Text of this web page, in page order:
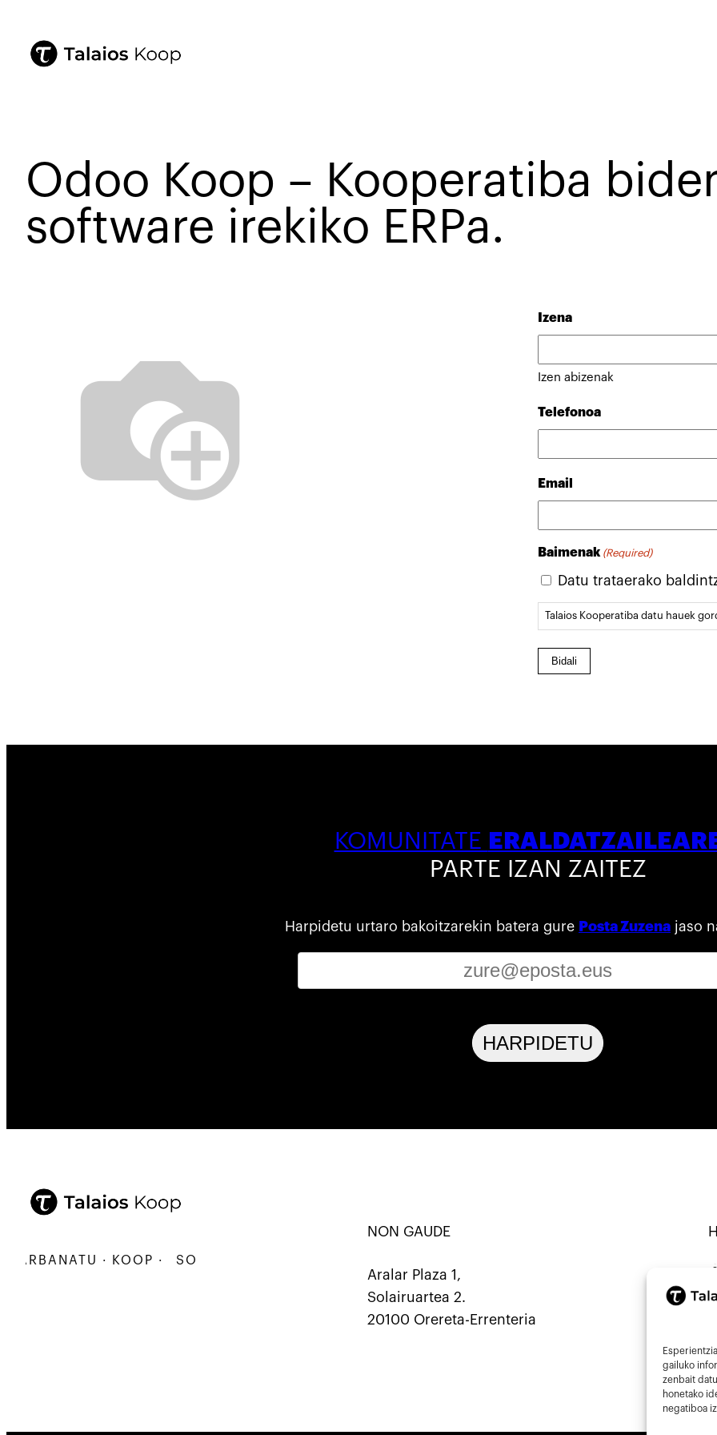
gailuko
zenbait
honetako
negatiboa
Odoo Koop – Kooperatiba
software irekiko ERPa.
Izena
Izen abizenak
Telefonoa
Email
Baimenak (Required)
Datu trataerako
Talaios Kooperatiba datu hauek
KOMUNITATE
PARTE IZAN ZAITEZ
Harpidetu urtaro bakoitzarekin batera gure Posta Zuzena jaso
HARPIDETU
· KOOP · SORTU · ERALDATU · ELKARBANATU · KOOP ·
NON GAUDE
Aralar Plaza 1,
Solairuartea 2.
20100 Orereta-Errenteria